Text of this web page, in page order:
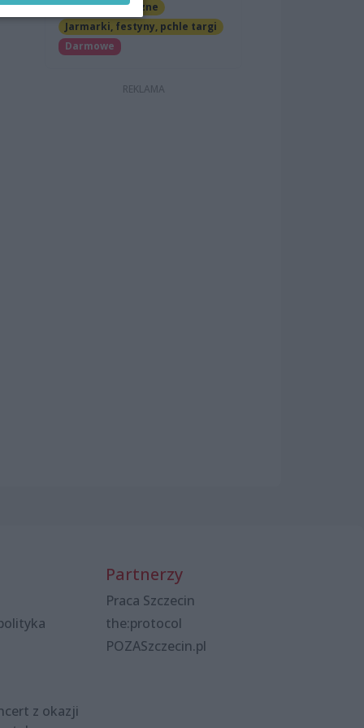
Imprezy cykliczne
Jarmarki, festyny, pchle targi
Darmowe
z okazji
Partnerzy
Praca Szczecin
the:protocol
POZASzczecin.pl